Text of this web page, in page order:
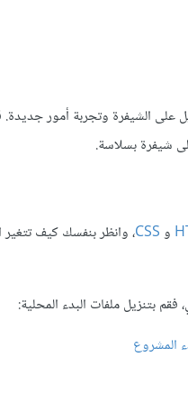
شيفرة بسلاسة.
وCSS
بتنزيل ملفات البدء المحلية: